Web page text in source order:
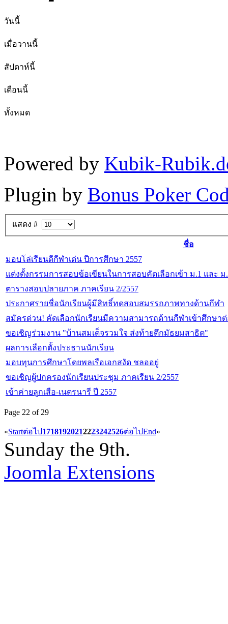
วันนี้
เมื่อวานนี้
สัปดาห์นี้
เดือนนี้
ทั้งหมด
Powered by Kubik-
Plugin by Bonus Poker
แสดง #
ชื่อ
มอบโล่เรียนดีกีฬาเด่น ปีการศึกษา 2557
แต่งตั้งกรรมการสอบข้อเขียนในการสอบคัดเลือกเข้า ม.1 และ
ตารางสอบปลายภาค ภาคเรียน 2/2557
ประกาศรายชื่อนักเรียนผู้มีสิทธิ์ทดสอบสมรรถภาพทางด้านกีฬา
สมัครด่วน! คัดเลือกนักเรียนมีความสามารถด้านกีฬาเข้าศึกษาต่
ขอเชิญร่วมงาน "บ้านสมเด็จรวมใจ ส่งท้ายตึกมัธยมสาธิต"
ผลการเลือกตั้งประธานนักเรียน
มอบทุนการศึกษาโดยพลเรือเอกสงัด ชลออยู่
ขอเชิญผู้ปกครองนักเรียนประชุม ภาคเรียน 2/2557
เข้าค่ายลูกเสือ-เนตรนารี ปี 2557
Page 22 of 29
«Startต่อไป17181920212223242526ต่อไปEnd»
Sunday the 9th.
Joomla Extensions